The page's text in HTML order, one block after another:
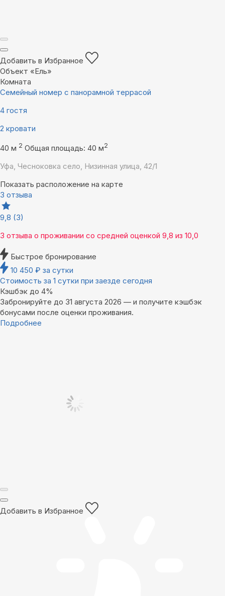
Добавить в Избранное
Объект «Ель»
Комната
Семейный номер с панорамной террасой
4 гостя
2 кровати
40 м 2 Общая площадь: 40 м2
Уфа, Чесноковка село, Низинная улица, 42/1
Показать расположение на карте
3 отзыва
9,8 (3)
3 отзыва о проживании со средней оценкой 9,8 из 10,0
Быстрое бронирование
10 450 ₽ за сутки
Стоимость за 1 сутки при заезде сегодня
Кэшбэк до 4%
Забронируйте до 31 августа 2026 — и получите кэшбэк
бонусами после оценки проживания.
Подробнее
Добавить в Избранное